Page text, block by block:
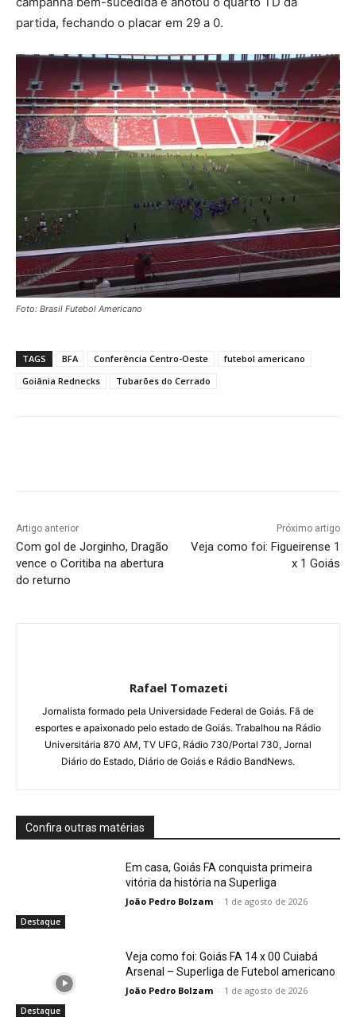
partida, fechando o placar em 29 a 0.
Foto: Brasil Futebol Americano
TAGS BFA Conferência Centro-Oeste
futebol americano
Goiânia Rednecks
Tubarões do Cerrado
Artigo anterior
Com gol de Jorginho, Dragão
vence o Coritiba na abertura
do returno
Próximo artigo
Veja como foi: Figueirense 1
x 1 Goiás
Rafael Tomazeti
Jornalista formado pela Universidade Federal de Goiás. Fã de
esportes e apaixonado pelo estado de Goiás. Trabalhou na Rádio
Universitária 870 AM, TV UFG, Rádio 730/Portal 730, Jornal
Diário do Estado, Diário de Goiás e Rádio BandNews.
Confira outras matérias
Destaque
Em casa, Goiás FA conquista primeira
vitória da história na Superliga
João Pedro Bolzam - 1 de agosto de 2026
Destaque
Veja como foi: Goiás FA 14 x 00 Cuiabá
Arsenal – Superliga de Futebol americano
João Pedro Bolzam - 1 de agosto de 2026